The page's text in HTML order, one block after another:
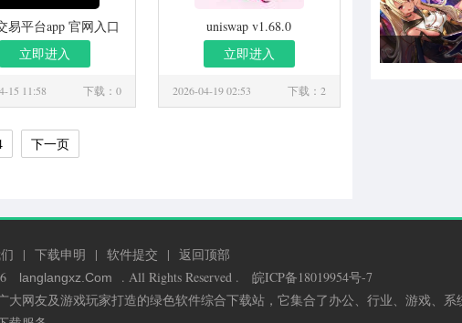
易平台app 官网入口
v3.4.4
立即进入
15 11:58 下载：0
uniswap v1.68.0
立即进入
2026-04-19 02:53 下载：2
下一页
| 下载申明 | 软件提交 | 返回顶部
langlangxz .Com . All Rights Reserved .
皖ICP备18019954号-7
大网友及游戏玩家打造的绿色软件综合下载站，它集合了办公、行业、游戏、